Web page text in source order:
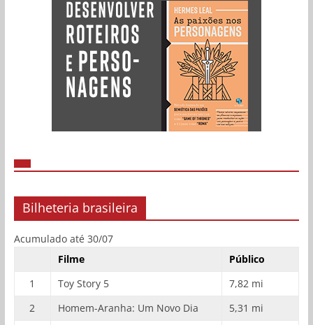
Bilheteria brasileira
Acumulado até 30/07
Filme
Público
1
Toy Story 5
7,82 mi
2
Homem-Aranha: Um Novo Dia
5,31 mi